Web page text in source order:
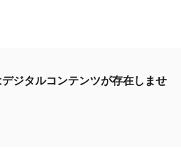
ジタルコンテンツが存在しませ